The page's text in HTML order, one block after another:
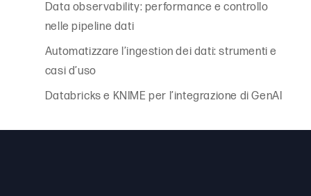
Data observability: performance e controllo
nelle pipeline dati
Automatizzare l’ingestion dei dati: strumenti e
casi d’uso
Databricks e KNIME per l’integrazione di GenAI